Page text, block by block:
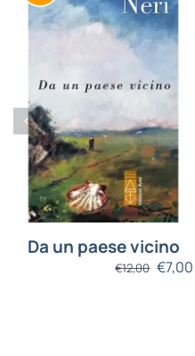
Da un paese vicino
€12,00 €7,00